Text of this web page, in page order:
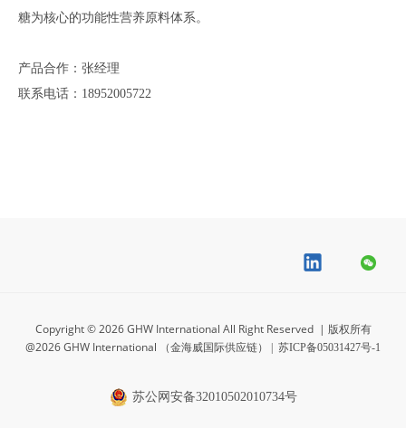
糖为核心的功能性营养原料体系。
产品合作：张经理
联系电话：18952005722
Copyright ©2026GHW International All Right Reserved | 版权所有
@2026GHW International （金海威国际供应链） 苏ICP备05031427号-1
苏公网安备32010502010734号